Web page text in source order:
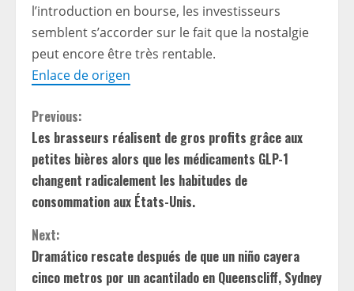
l’introduction en bourse, les investisseurs
semblent s’accorder sur le fait que la nostalgie
peut encore être très rentable.
Enlace de origen
C
o
n
t
i
Previous:
Les brasseurs réalisent de gros profits grâce aux
petites bières alors que les médicaments GLP-1
changent radicalement les habitudes de
consommation aux États-Unis.
Next:
Dramático rescate después de que un niño cayera
cinco metros por un acantilado en Queenscliff, Sydney